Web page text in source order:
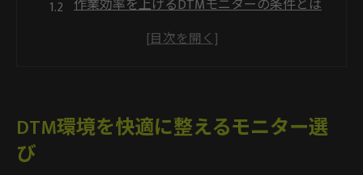
作業効率を上げるDTMモニターの条件とは
DTMモニターのサイズ選びと作業環境の関
DTMモニター設置で快適なワークスペース
DTM環境を快適に整えるモニター選
び